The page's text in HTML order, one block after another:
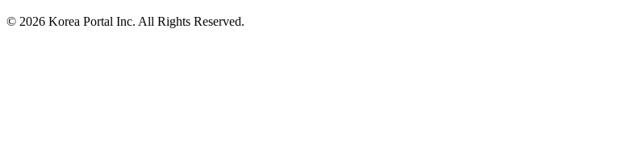
© 2026 Korea Portal Inc. All Rights Reserved.